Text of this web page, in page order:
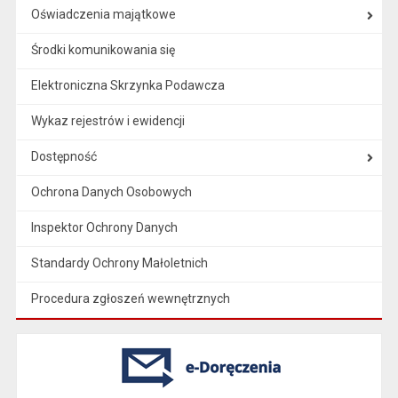
Oświadczenia majątkowe
Środki komunikowania się
Elektroniczna Skrzynka Podawcza
Wykaz rejestrów i ewidencji
Dostępność
Ochrona Danych Osobowych
Inspektor Ochrony Danych
Standardy Ochrony Małoletnich
Procedura zgłoszeń wewnętrznych